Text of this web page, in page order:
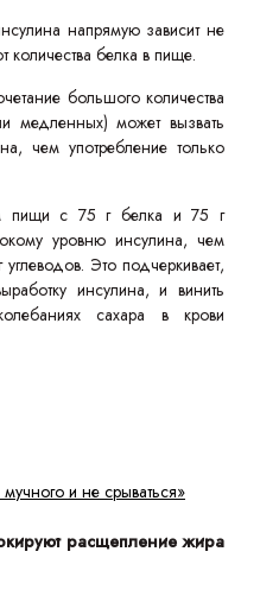
напрямую зависит не
количества белка в пище.
большого количества
медленных) может вызвать
чем употребление только
пищи с 75 г белка и 75 г
уровню инсулина, чем
Это подчеркивает,
инсулина, и винить
сахара в крови
мучного и не срываться»
расщепление жира